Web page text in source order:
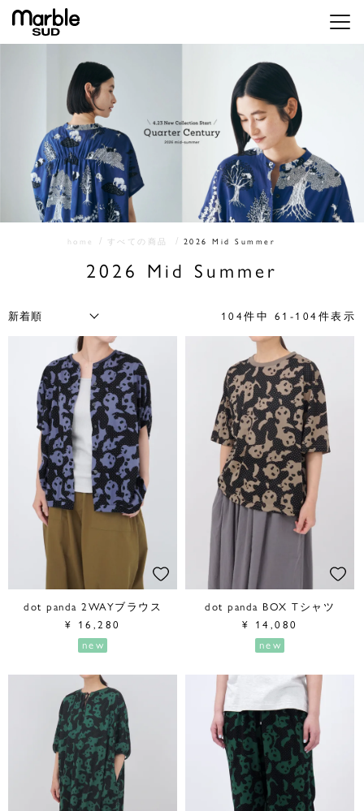
メニ
home すべての商品 2026 Mid Summer
2026 Mid Summer
104件中 61 -104件表示
dot panda 2WAYブラウス
¥ 16,280
new
dot panda BOX Tシャツ
¥ 14,080
new